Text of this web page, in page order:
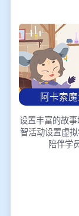
阿卡索
设置丰富的故
智活动设置虚
陪伴学